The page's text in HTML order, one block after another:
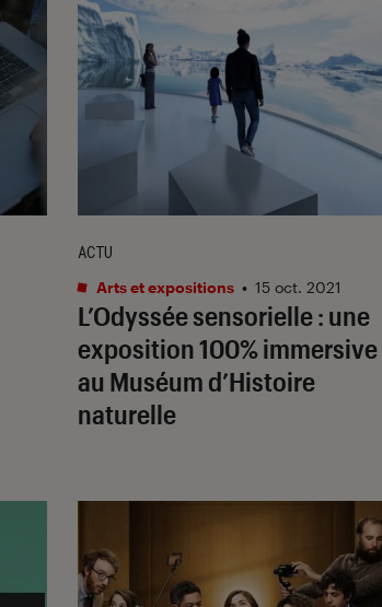
L’Odyssée sensorielle: une
exposition 100% immersive
au Muséum d’Histoire
naturelle
ACTU
Arts et expositions • 15 oct. 2021